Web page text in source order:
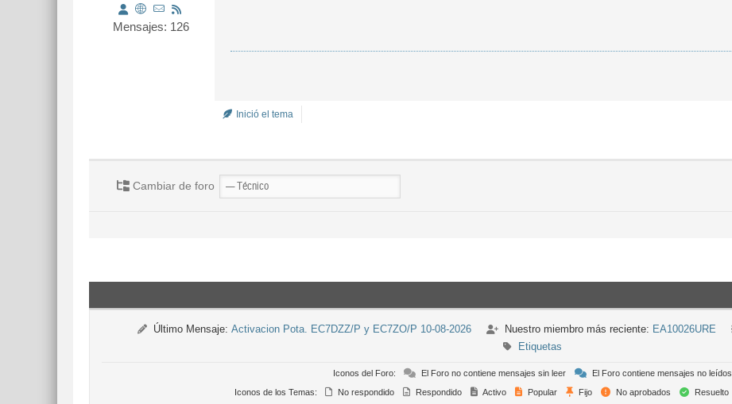
Mensajes: 126
Inició el tema
Cambiar de foro
Último Mensaje: Activacion Pota. EC7DZZ/P y EC7ZO/P 10-08-2026 Nuestro miembro más reciente: EA10026URE
Etiquetas
Iconos del Foro: El Foro no contiene mensajes sin leer
El Foro contiene mensajes no leídos
Iconos de los Temas:
No respondido Respondido Activo Popular Fijo No aprobados Resuelto